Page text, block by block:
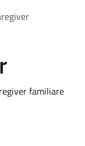
familiare